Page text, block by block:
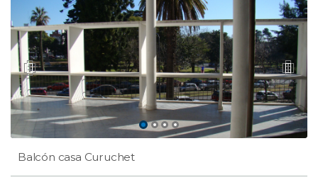
Balcón casa Curuchet